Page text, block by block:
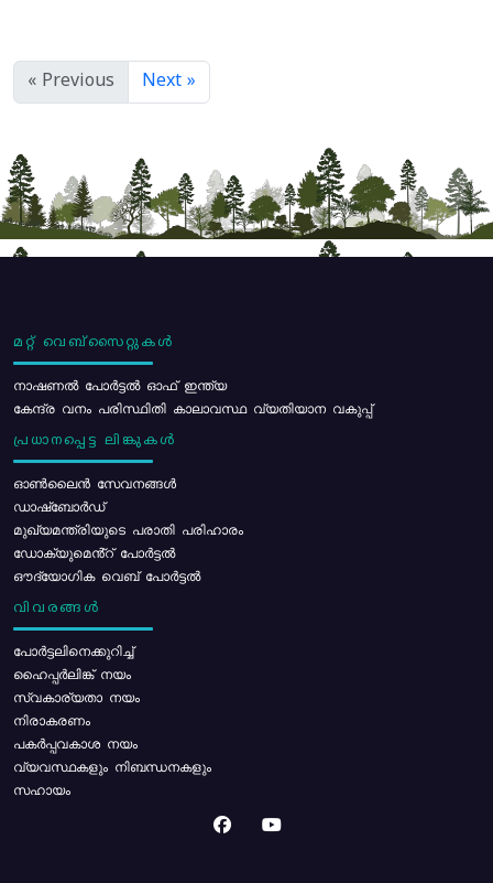
« Previous Next »
മറ്റ് വെബ്സൈറ്റുകൾ
നാഷണൽ പോർട്ടൽ ഓഫ് ഇന്ത്യ
കേന്ദ്ര വനം പരിസ്ഥിതി കാലാവസ്ഥ വ്യതിയാന വകുപ്പ്
പ്രധാനപ്പെട്ട ലിങ്കുകൾ
ഓൺലൈൻ സേവനങ്ങൾ
ഡാഷ്ബോർഡ്
മുഖ്യമന്ത്രിയുടെ പരാതി പരിഹാരം
ഡോക്യുമെൻ്റ് പോർട്ടൽ
ഔദ്യോഗിക വെബ് പോർട്ടൽ
വിവരങ്ങൾ
പോര്‍ട്ടലിനെക്കുറിച്ച്
ഹൈപ്പർലിങ്ക് നയം
സ്വകാര്യതാ നയം
നിരാകരണം
പകർപ്പവകാശ നയം
വ്യവസ്ഥകളും നിബന്ധനകളും
സഹായം